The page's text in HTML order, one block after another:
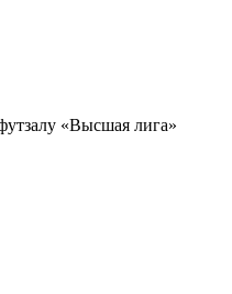
«Высшая лига»